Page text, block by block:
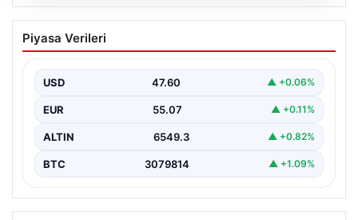
Emekliye ÖTV’siz araç verilecek mi,
yasa çıkacak mı? Milyonlarca emekli
Piyasa Verileri
USD 47.60 ▲ +0.06%
EUR 55.07 ▲ +0.11%
ALTIN 6549.3 ▲ +0.82%
BTC 3079814 ▲ +1.09%